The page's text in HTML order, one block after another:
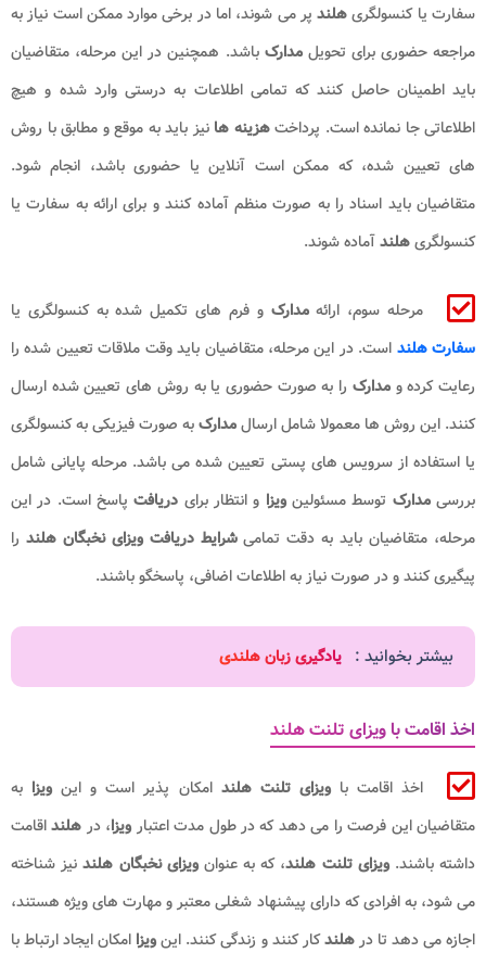
سفارت یا کنسولگریهلند پر می شوند، اما در برخی موارد ممکن است نیاز به
مراجعه حضوری برای تحویلمدارکباشد. همچنین در این مرحله، متقاضیان
باید اطمینان حاصل کنند که تمامی اطلاعات به درستی وارد شده و هیچ
اطلاعاتی جا نمانده است. پرداختهزینه ‌ها نیز باید به موقع و مطابق با روش
های تعیین شده، که ممکن است آنلاین یا حضوری باشد، انجام شود.
متقاضیان باید اسناد را به صورت منظم آماده کنند و برای ارائه به سفارت یا
کنسولگریهلندآماده شوند.
مرحله سوم، ارائهمدارکو فرم های تکمیل شده به کنسولگری یا
سفارت هلند است. در این مرحله، متقاضیان باید وقت ملاقات تعیین شده را
رعایت کرده ومدارک را به صورت حضوری یا به روش های تعیین شده ارسال
کنند. این روش ها معمولا شامل ارسالمدارکبه صورت فیزیکی به کنسولگری
یا استفاده از سرویس های پستی تعیین شده می باشد. مرحله پایانی شامل
بررسیمدارک توسط مسئولینویزا و انتظار برای دریافت پاسخ است. در این
مرحله، متقاضیان باید به دقت تمامیشرایط دریافت ویزای نخبگان هلند را
پیگیری کنند و در صورت نیاز به اطلاعات اضافی، پاسخگو باشند.
بیشتر بخوانید : یادگیری زبان هلندی
اخذ اقامت با ویزای تلنت هلند
اخذ اقامت باویزای تلنت هلند امکان ‌پذیر است و این ویزا به
متقاضیان این فرصت را می ‌دهد که در طول مدت اعتبار ویزا، در هلنداقامت
داشته باشند.ویزای تلنت هلند، که به عنوانویزای نخبگان هلند نیز شناخته
می‌ شود، به افرادی که دارای پیشنهاد شغلی معتبر و مهارت ‌های ویژه هستند،
اجازه می ‌دهد تا درهلندکار کنند و زندگی کنند. اینویزا امکان ایجاد ارتباط با